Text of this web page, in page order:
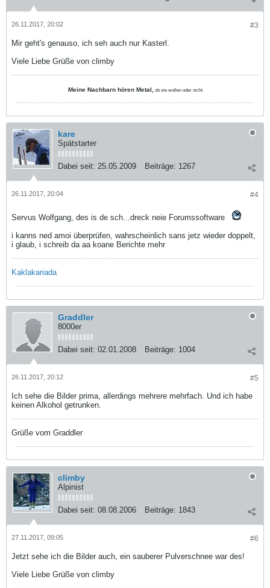
#3
26.11.2017, 20:02
Mir geht's genauso, ich seh auch nur Kasterl.
Viele Liebe Grüße von climby
Meine Nachbarn hören Metal, ob sie wollen oder nicht
kare
Spätstarter
Dabei seit: 25.05.2009 Beiträge: 1267
#4
26.11.2017, 20:04
Servus Wolfgang, des is de sch...dreck neie Forumssoftware
i kanns ned amoi überprüfen, wahrscheinlich sans jetz wieder doppelt,
i glaub, i schreib da aa koane Berichte mehr
Kaklakariada
Graddler
8000er
Dabei seit: 02.01.2008 Beiträge: 1004
#5
26.11.2017, 20:12
Ich sehe die Bilder prima, allerdings mehrere mehrfach. Und ich habe
keinen Alkohol getrunken.
Grüße vom Graddler
climby
Alpinist
Dabei seit: 08.08.2006 Beiträge: 1843
#6
27.11.2017, 09:05
Jetzt sehe ich die Bilder auch, ein sauberer Pulverschnee war des!
Viele Liebe Grüße von climby